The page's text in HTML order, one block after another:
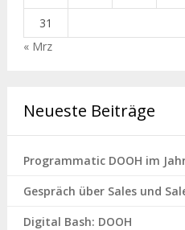
31
« Mrz
Neueste Beiträge
Programmatic DOOH im
Gespräch über Sales und
Digital Bash: DOOH